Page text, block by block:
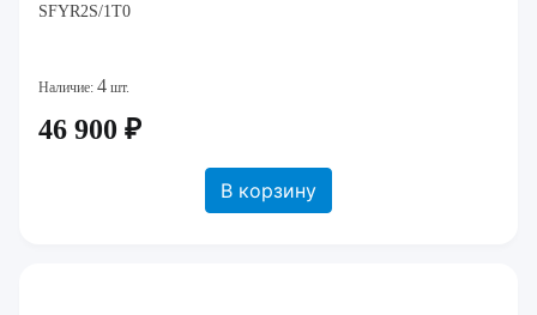
SFYR2S/1T0
Наличие: 4 шт.
46 900 ₽
В корзину